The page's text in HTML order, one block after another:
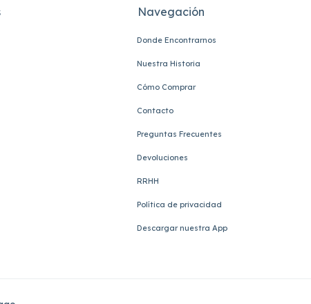
Navegación
Donde Encontrarnos
Nuestra Historia
Cómo Comprar
Contacto
Preguntas Frecuentes
Devoluciones
RRHH
Política de privacidad
Descargar nuestra App